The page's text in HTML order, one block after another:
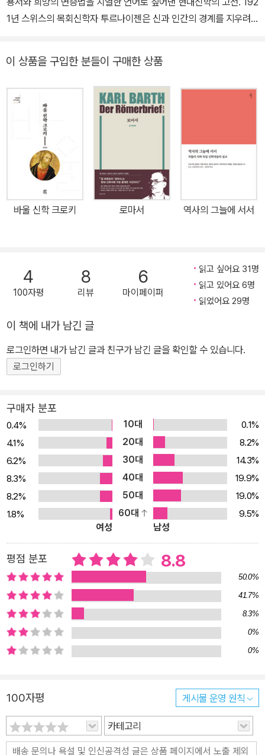
기독교서회), The Spirit of God and the Christian Life(Fortres
ersity Press) 등이 있으며, 『예배, 공동체, 삼위일체 하나님』(IVP),
『철학자들의 신』(도서출판100), 『예수와 창조성』(한국기독교연구
소, 알맹e)을 우리말로 옮겼다.
1년 스위스의 목회신학자 투르나이젠은 신과 인간의 경계를 지우려
도스토옙스키를 발견케 했으며, 칼 바르트의 《로마서》가 타오르게 하
는 불쏘시개가 되었다. 이 책의 메시지는 《로마서》 제2판의 중요한
갈피마다 고스란히 남아 있으며, 또한 《로마서》의 방대한 사유와 해
석이 이 얇은 책에 오롯이 담겨 있다. 인간의 종교심·문화·역사·윤리가
아니라 하나님의 은혜와 말씀으로부터 시작하는 신학, 죄와 용서의
긴장을 잃지 않는 신학을 통해 지옥을 살아가는 이들에게 진실된 위
로를 전하며 백 년이 지난 지금까지도 커다란 울림을 전한다. 도스토
옙스키를 읽었던 독자라면 깊이 있는 신학적 관점에서 작품을 재해석
하는 재미를 느낄 것이고, 소설을 읽지 않았던 독자라면 도스토옙스
키의 작품을 핵심부터 맛보게 될 것이다. 울어라, 위안을 찾지 말고!
그 책 도스토옙스키 소설 속에서 찾은 새로운 신학의 가능성 고통과
용서와 희망의 변증법을 치열한 언어로 짚어낸 현대신학의 고전 러시
는 투르나이젠의 책 《도스토옙스키, 지옥으로 추락하는 이들을 위한
신학》이 포이에마에서 출간되었다. 현대신학의 흐름을 바꾸는 데 조
용하지만 묵직하게 기여했던 이 책은 1921년 스위스의 목회신학자
투르나이젠은 신과 인간의 경계를 지우려는 신학이 야기한 위기를 극
복할 가능성을 도스토옙스키의 소설 속에서 찾았다. 이 저작은 당시
독일어권 신학에서 아직 낯선 이름이었던 도스토옙스키를 발견케 했
으며, 현대신학의 이정표가 된 칼 바르트의 《로마서》가 타오르게 하
는 불쏘시개가 되었다. 이 책의 메시지는 《로마서》 제2판의 중요한
갈피마다 고스란히 남아 있으며, 또한 《로마서》의 방대한 사유와 해
석이 이 얇은 책에 오롯이 담겨 있다. 인간의 종교심·문화·역사·윤리가
아니라 하나님의 은혜와 말씀으로부터 시작하는 신학, 죄와 용서의
로를 전하며 백 년이 지난 지금까지도 커다란 울림을 전한다. 도스토
옙스키를 읽었던 독자라면 깊이 있는 신학적 관점에서 작품을 재해석
하는 재미를 느낄 것이고, 소설을 읽지 않았던 독자라면 도스토옙스
키의 작품을 핵심부터 맛보게 될 것이다. 《죄와 벌》, 《백치》, 《카라마
조프가의 형제들》 속 뒤틀린 인물들의 역설 죄인들의 세상, 어린아이
같은 삶이 주는 자유 문학적인 언어로 쓰인 이 ‘문학-신학’은 쉽고 아
는 살인자, 창녀, 주정뱅이, 백치, 죽음을 앞둔 사람과 같이 예외적이
고 극단적인 인물들을 만나면서 어느새 베일 아래 감추어져 있는, 수
수께끼 같은 자신의 모습을 보게 된다. 도스토옙스키 소설의 인물들
은 영원에 대한 갈망을 지니고 있으나 평범한 인간에도 미치지 못해
이 상품을 구입한 분들이 구매한 상품
바울 신학 크로키 로마서 역사의 그늘에 서서
4
100자평
8
리뷰
6
마이페이퍼
읽고 싶어요 31명
읽고 있어요 6명
읽었어요 29명
이 책에 내가 남긴 글
로그인하면 내가 남긴 글과 친구가 남긴 글을 확인할 수 있습니다.
로그인하기
구매자 분포
0.4% 10대
0.1%
4.1%
20대
8.2%
6.2%
30대
14.3%
8.3%
40대
19.9%
8.2%
50대
19.0%
1.8%
60대
9.5%
여성
남성
평점 분포 8.8
50.0%
41.7%
8.3%
0%
0%
100자평 게시물 운영 원칙
카테고리